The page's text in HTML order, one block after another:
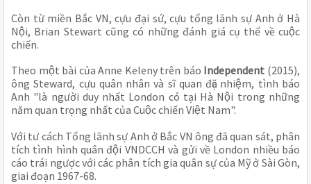
Còn từ miền Bắc VN, cựu đại sứ, cựu tổng lãnh sự Anh ở Hà
Nội, Brian Stewart cũng có những đánh giá cụ thể về cuộc
chiến.
Theo một bài của Anne Keleny trên báo Independent (2015),
ông Steward, cựu quân nhân và sĩ quan đặc nhiệm, tình báo
Anh "là người duy nhất London có tại Hà Nội trong những
năm quan trọng nhất của Cuộc chiến Việt Nam".
Với tư cách Tổng lãnh sự Anh ở Bắc VN ông đã quan sát, phân
tích tình hình quân đội VNDCCH và gửi về London nhiều báo
cáo trái ngược với các phân tích gia quân sự của Mỹ ở Sài Gòn,
giai đoạn 1967-68.